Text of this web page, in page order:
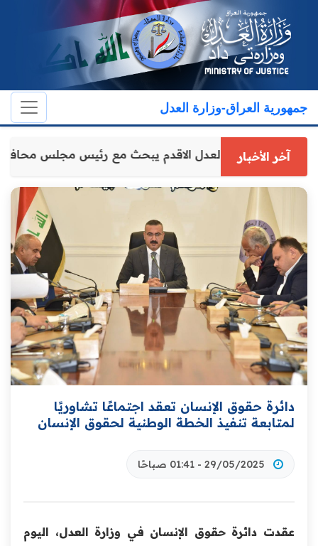
جمهورية العراق-وزارة العدل
آخر الأخباروكيل وزارة العدل الاقدم يبحث مع رئيس مجلس
دائرة حقوق الإنسان تعقد اجتماعًا تشاوريًا
لمتابعة تنفيذ الخطة الوطنية لحقوق الإنسان
29/05/2025 - 01:41 صباحًا
عقدت دائرة حقوق الإنسان في وزارة العدل، اليوم